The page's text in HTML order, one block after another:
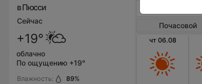
в Пюсси
Сейчас
+19°
облачно
По ощущению +19°
Влажность:
89%
Почасовой
чт 06.08